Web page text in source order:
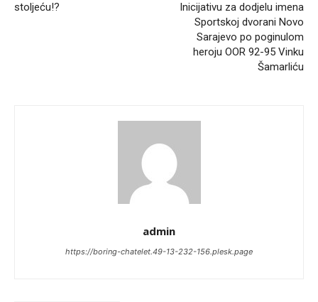
stoljeću!?
Inicijativu za dodjelu imena
Sportskoj dvorani Novo
Sarajevo po poginulom
heroju OOR 92-95 Vinku
Šamarliću
admin
https://boring-chatelet.49-13-232-156.plesk.page